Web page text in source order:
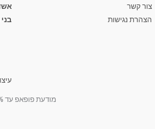
צור קשר
הצהרת נגישות